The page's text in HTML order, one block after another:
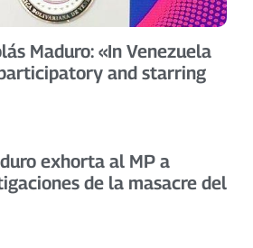
Maduro: «In Venezuela
and starring
exhorta al MP a
de la masacre del